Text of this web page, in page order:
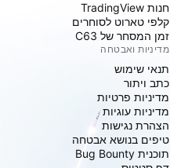
חנות TradingView
קלפי טארוט לסוחרים
זמן המסחר של C63
מדיניות ואבטחה
תנאי שימוש
כתב ויתור
מדיניות פרטיות
מדיניות עוגיות
הצהרת נגישות
טיפים בנושא אבטחה
תוכנית Bug Bounty